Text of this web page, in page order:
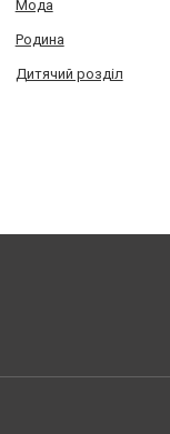
Мода
Родина
Дитячий розділ